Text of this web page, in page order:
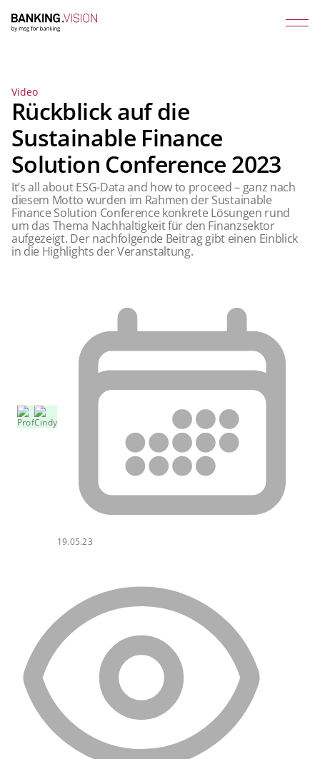
Video
Rückblick auf die
Sustainable Finance
Solution Conference 2023
It’s all about ESG-Data and how to proceed – ganz nach
diesem Motto wurden im Rahmen der Sustainable
Finance Solution Conference konkrete Lösungen rund
um das Thema Nachhaltigkeit für den Finanzsektor
aufgezeigt. Der nachfolgende Beitrag gibt einen Einblick
in die Highlights der Veranstaltung.
19.05.23